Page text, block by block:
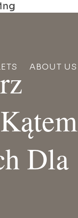
ABOUT US
Dla